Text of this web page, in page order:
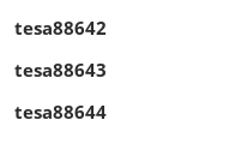
tesa88642
tesa88643
tesa88644